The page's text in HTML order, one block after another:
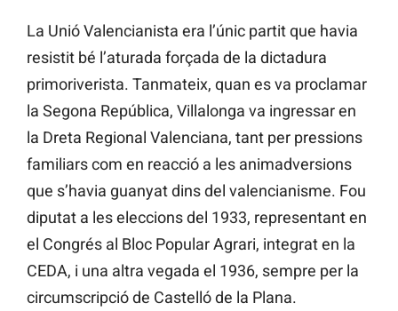
La Unió Valencianista era l’únic partit que havia
resistit bé l’aturada forçada de la dictadura
primoriverista. Tanmateix, quan es va proclamar
la Segona República, Villalonga va ingressar en
la Dreta Regional Valenciana, tant per pressions
familiars com en reacció a les animadversions
que s’havia guanyat dins del valencianisme. Fou
diputat a les eleccions del 1933, representant en
el Congrés al Bloc Popular Agrari, integrat en la
CEDA, i una altra vegada el 1936, sempre per la
circumscripció de Castelló de la Plana.